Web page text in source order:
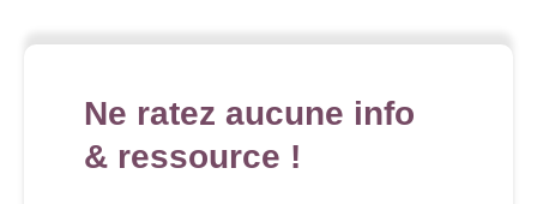
Ne ratez aucune info
& ressource !